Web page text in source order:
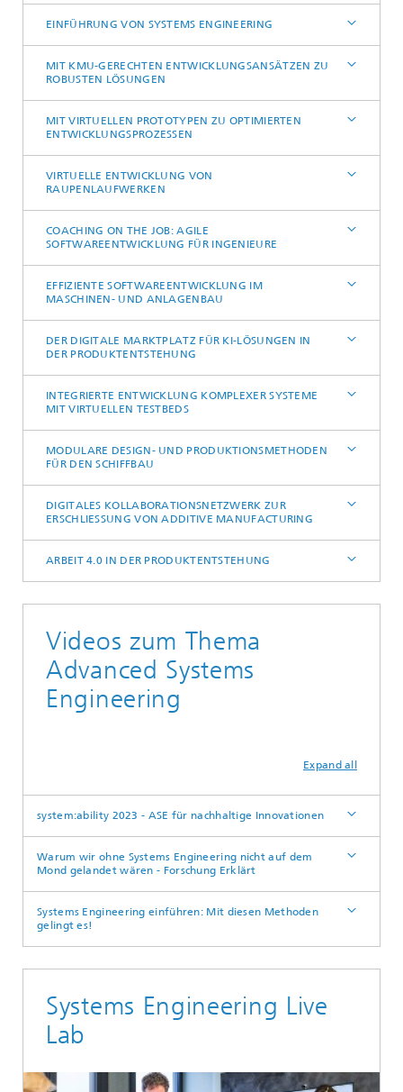
EINFÜHRUNG VON SYSTEMS ENGINEERING
MIT KMU-GERECHTEN ENTWICKLUNGSANSÄTZEN ZU
ROBUSTEN LÖSUNGEN
MIT VIRTUELLEN PROTOTYPEN ZU OPTIMIERTEN
ENTWICKLUNGSPROZESSEN
VIRTUELLE ENTWICKLUNG VON
RAUPENLAUFWERKEN
COACHING ON THE JOB: AGILE
SOFTWAREENTWICKLUNG FÜR INGENIEURE
EFFIZIENTE SOFTWAREENTWICKLUNG IM
MASCHINEN- UND ANLAGENBAU
DER DIGITALE MARKTPLATZ FÜR KI-LÖSUNGEN IN
DER PRODUKTENTSTEHUNG
INTEGRIERTE ENTWICKLUNG KOMPLEXER SYSTEME
MIT VIRTUELLEN TESTBEDS
MODULARE DESIGN- UND PRODUKTIONSMETHODEN
FÜR DEN SCHIFFBAU
DIGITALES KOLLABORATIONSNETZWERK ZUR
ERSCHLIESSUNG VON ADDITIVE MANUFACTURING
ARBEIT 4.0 IN DER PRODUKTENTSTEHUNG
Videos zum Thema
Advanced Systems
Engineering
Expand all
system:ability 2023 - ASE für nachhaltige Innovationen
Warum wir ohne Systems Engineering nicht auf dem
Mond gelandet wären - Forschung Erklärt
Systems Engineering einführen: Mit diesen Methoden
gelingt es!
Systems Engineering Live
Lab